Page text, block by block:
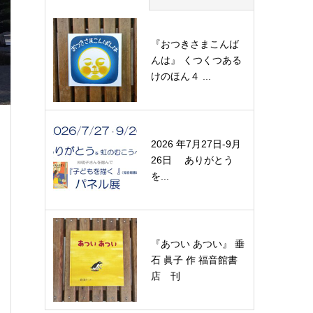
『おつきさまこんば
んは』 くつくつある
けのほん４ ...
2026 年7月27日-9月
26日 ありがとう
を...
『あつい あつい』 垂
石 眞子 作 福音館書
店 刊